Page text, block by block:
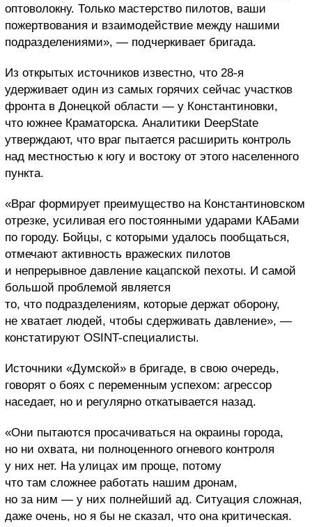
оптоволокну. Только мастерство пилотов, ваши
пожертвования и взаимодействие между нашими
подразделениями», — подчеркивает бригада.
Из открытых источников известно, что 28-я
удерживает один из самых горячих сейчас участков
фронта в Донецкой области — у Константиновки,
что южнее Краматорска. Аналитики DeepState
утверждают, что враг пытается расширить контроль
над местностью к югу и востоку от этого населенного
пункта.
«Враг формирует преимущество на Константиновском
отрезке, усиливая его постоянными ударами КАБами
по городу. Бойцы, с которыми удалось пообщаться,
отмечают активность вражеских пилотов
и непрерывное давление кацапской пехоты. И самой
большой проблемой является
то, что подразделениям, которые держат оборону,
не хватает людей, чтобы сдерживать давление», —
констатируют OSINT-специалисты.
Источники «Думской» в бригаде, в свою очередь,
говорят о боях с переменным успехом: агрессор
наседает, но и регулярно откатывается назад.
«Они пытаются просачиваться на окраины города,
но ни охвата, ни полноценного огневого контроля
у них нет. На улицах им проще, потому
что там сложнее работать нашим дронам,
но за ним — у них полнейший ад. Ситуация сложная,
даже очень, но я бы не сказал, что она критическая.